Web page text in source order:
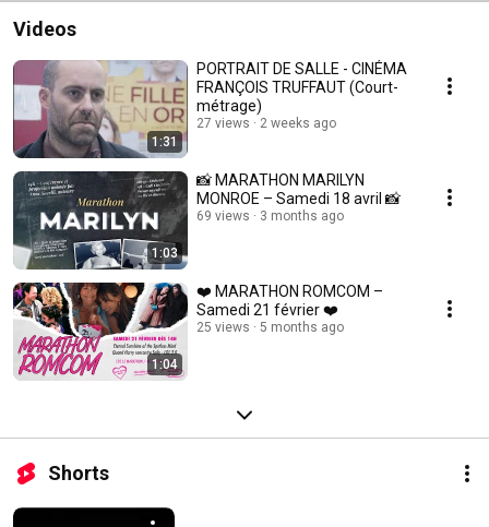
Videos
1:31
PORTRAIT DE SALLE - CINÉMA
FRANÇOIS TRUFFAUT (Court-
métrage)
27 views 2 weeks ago
1:03
📸 MARATHON MARILYN
MONROE – Samedi 18 avril 📸
69 views 3 months ago
1:04
❤️ MARATHON ROMCOM –
Samedi 21 février ❤️
25 views 5 months ago
Shorts